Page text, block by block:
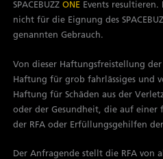
SPACEBUZZONE Events
nicht für die Eignung des
genannten Gebrauch.
Von dieser Haftungsfreistellung
Haftung für grob fahrlässiges und
Haftung für Schäden aus der
oder der Gesundheit, die auf einer
der RFA oder Erfüllungsgehilfen
Der Anfragende stellt die RFA von